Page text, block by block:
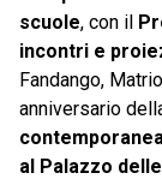
scuole, con il
incontri e
Fandango,
anniversario
al Palazzo